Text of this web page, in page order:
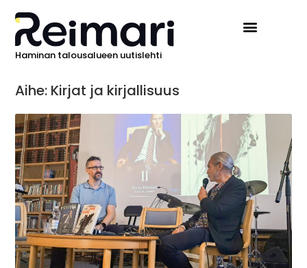
Haminan talousalueen uutislehti
Aihe: Kirjat ja kirjallisuus